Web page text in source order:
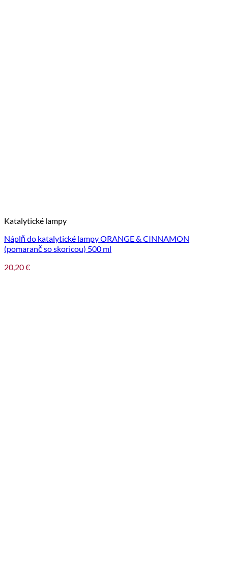
Katalytické lampy
Náplň do katalytické lampy ORANGE & CINNAMON
(pomaranč so skoricou) 500 ml
20,20€